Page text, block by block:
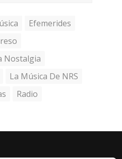
Efemerides
Nostalgia
La Música De NRS
Radio